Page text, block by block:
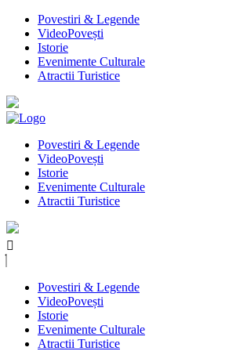
Povestiri & Legende
VideoPovești
Istorie
Evenimente Culturale
Atractii Turistice
Povestiri & Legende
VideoPovești
Istorie
Evenimente Culturale
Atractii Turistice
Povestiri & Legende
VideoPovești
Istorie
Evenimente Culturale
Atractii Turistice